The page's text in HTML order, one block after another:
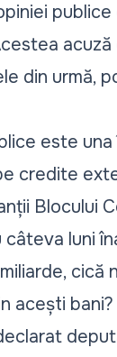
din urmă,
este
credite
Blocului
câteva luni
cică
acești